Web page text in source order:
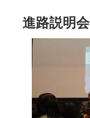
進路説明会